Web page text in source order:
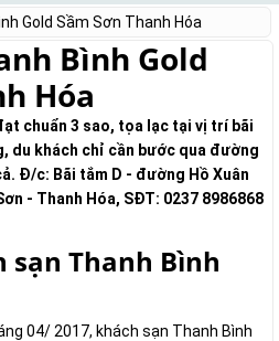
Gold Sầm Sơn Thanh Hóa
Bình Gold
Hóa
chuẩn 3 sao, tọa lạc tại vị trí bãi
du khách chỉ cần bước qua đường
Đ/c: Bãi tắm D - đường Hồ Xuân
- Thanh Hóa, SĐT: 0237 8986868
sạn Thanh Bình
04/ 2017, khách sạn Thanh Bình